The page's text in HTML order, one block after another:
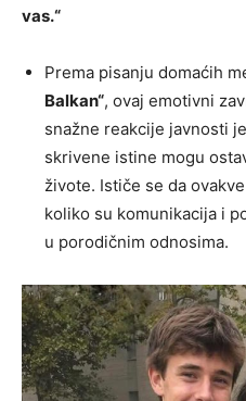
vas.“
Prema pisanju domaćih
Balkan“, ovaj emotivni
snažne reakcije javnosti
skrivene istine mogu
živote. Ističe se da
koliko su komunikacija i
u porodičnim odnosima.